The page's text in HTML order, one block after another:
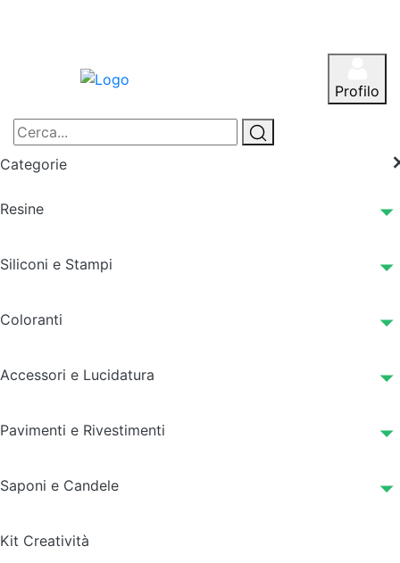
Profilo
Categorie
Resine
Siliconi e Stampi
Coloranti
Accessori e Lucidatura
Pavimenti e Rivestimenti
Saponi e Candele
Kit Creatività